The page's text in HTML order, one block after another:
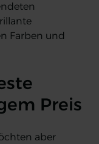
Farben und
Preis​
aber